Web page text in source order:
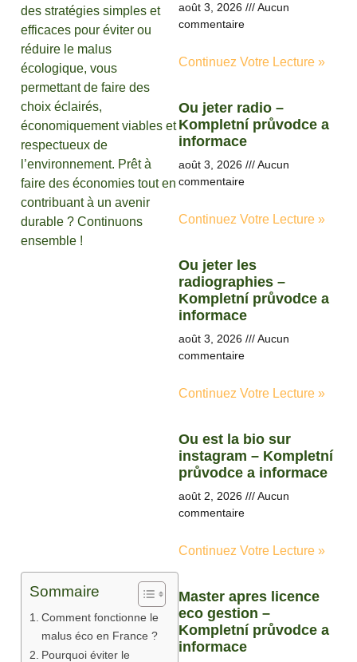
des stratégies simples et
efficaces pour éviter ou
réduire le malus
écologique, vous
permettant de faire des
choix éclairés,
économiquement viables et
respectueux de
l’environnement. Prêt à
faire des économies tout en
contribuant à un avenir
durable ? Continuons
ensemble !
Sommaire
Comment fonctionne le
malus éco en France ?
Pourquoi éviter le
août 3, 2026
Aucun
commentaire
Continuez Votre Lecture »
Ou jeter radio –
Kompletní průvodce a
informace
août 3, 2026
Aucun
commentaire
Continuez Votre Lecture »
Ou jeter les
radiographies –
Kompletní průvodce a
informace
août 3, 2026
Aucun
commentaire
Continuez Votre Lecture »
Ou est la bio sur
instagram – Kompletní
průvodce a informace
août 2, 2026
Aucun
commentaire
Continuez Votre Lecture »
Master apres licence
eco gestion –
Kompletní průvodce a
informace